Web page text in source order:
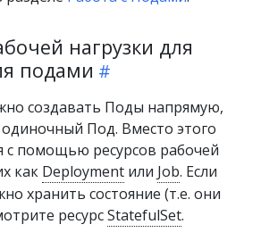
нагрузки для
подами
создавать Поды напрямую,
Под. Вместо этого
с помощью ресурсов рабочей
как Deployment или Job. Если
хранить состояние (т.е. они
ресурсStatefulSet.